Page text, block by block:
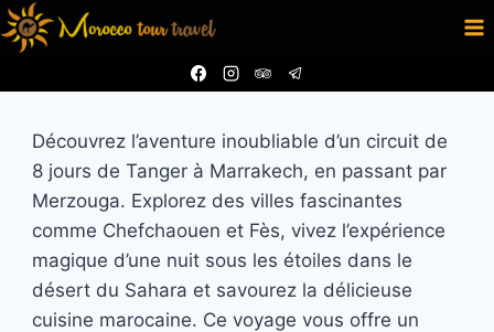
Aller
au
Découvrez l’aventure inoubliable d’un circuit de
8 jours de Tanger à Marrakech, en passant par
Merzouga. Explorez des villes fascinantes
comme Chefchaouen et Fès, vivez l’expérience
magique d’une nuit sous les étoiles dans le
désert du Sahara et savourez la délicieuse
cuisine marocaine. Ce voyage vous offre un